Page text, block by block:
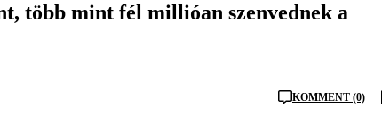
több mint fél millióan szenvednek a
KOMMENT (0)